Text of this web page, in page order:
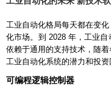
工业自动化格局每天都在变
化市场。到 2028 年，工业
依赖于通用的支持技术，随
工业自动化系统的潜力和投资
可编程逻辑控制器